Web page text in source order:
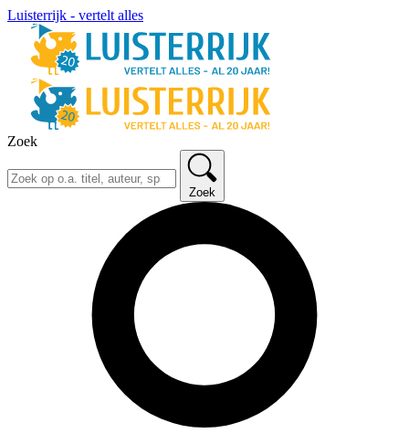
Luisterrijk - vertelt alles
Zoek
Zoek